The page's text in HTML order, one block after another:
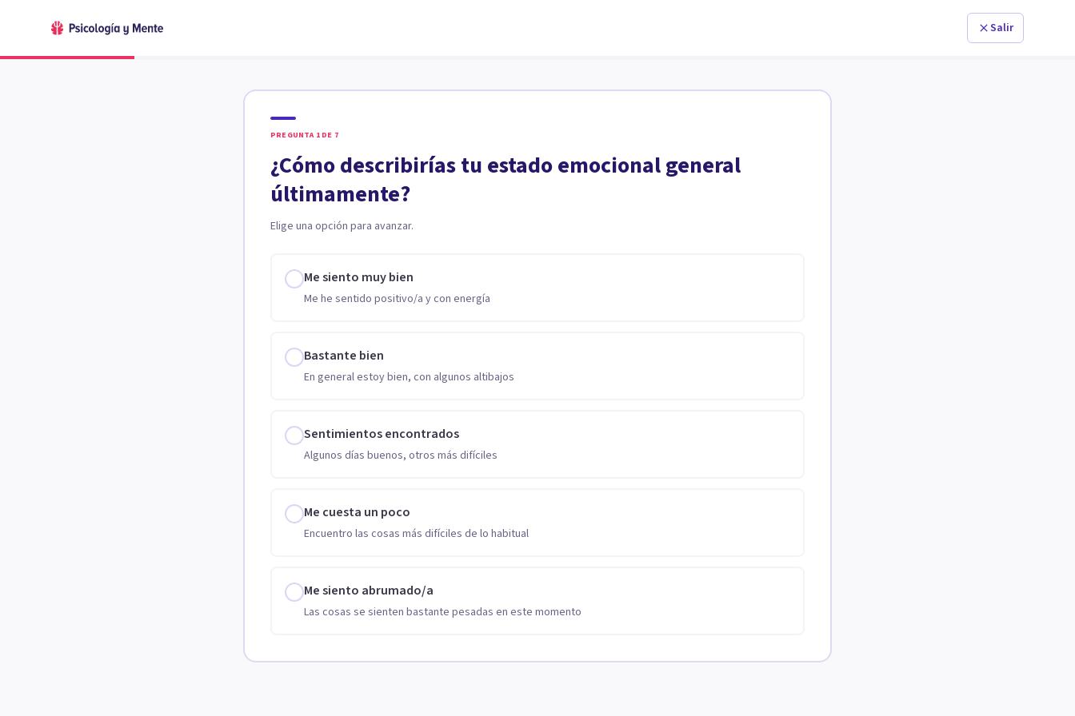
Salir
PREGUNTA 1 DE 7
¿Cómo describirías tu estado emocional general
últimamente?
Elige una opción para avanzar.
Me siento muy bien
Me he sentido positivo/a y con energía
Bastante bien
En general estoy bien, con algunos altibajos
Sentimientos encontrados
Algunos días buenos, otros más difíciles
Me cuesta un poco
Encuentro las cosas más difíciles de lo habitual
Me siento abrumado/a
Las cosas se sienten bastante pesadas en este momento